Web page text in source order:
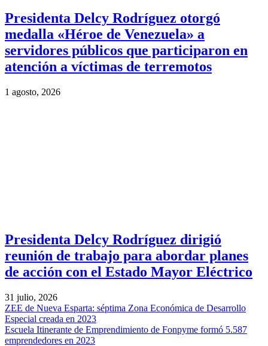
Presidenta Delcy Rodríguez otorgó
medalla «Héroe de Venezuela» a
servidores públicos que participaron en
atención a víctimas de terremotos
1 agosto, 2026
Presidenta Delcy Rodríguez dirigió
reunión de trabajo para abordar planes
de acción con el Estado Mayor Eléctrico
31 julio, 2026
ZEE de Nueva Esparta: séptima Zona Económica de Desarrollo
Especial creada en 2023
Escuela Itinerante de Emprendimiento de Fonpyme formó 5.587
emprendedores en 2023